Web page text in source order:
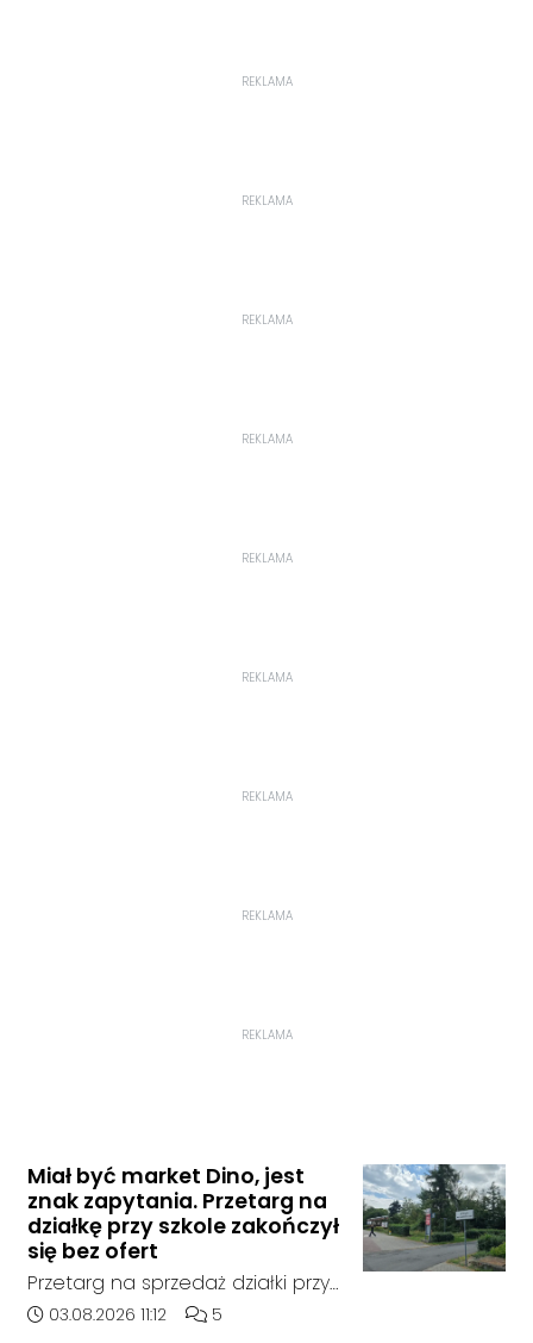
REKLAMA
REKLAMA
REKLAMA
REKLAMA
REKLAMA
REKLAMA
REKLAMA
REKLAMA
REKLAMA
Miał być market Dino, jest
znak zapytania. Przetarg na
działkę przy szkole zakończył
się bez ofert
Przetarg na sprzedaż działki przy
Zespole Szkół Technicznych i
Data dodania artykułu:
03.08.2026 11:12 Liczba komentarzy artykułu:
5